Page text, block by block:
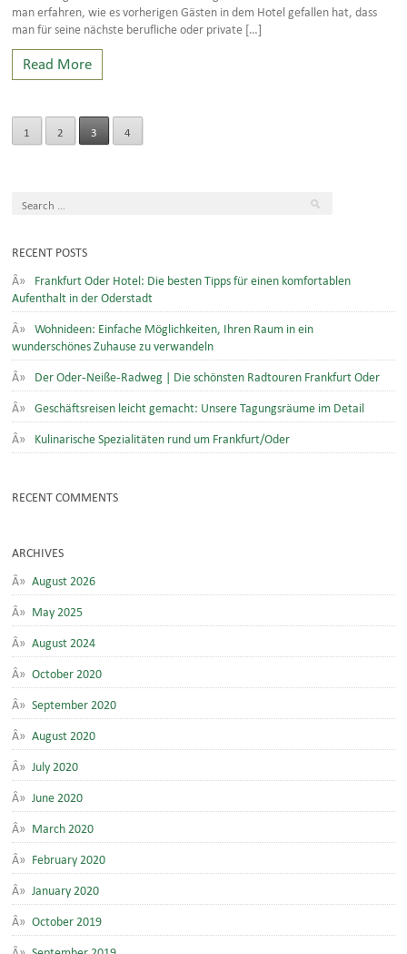
man erfahren, wie es vorherigen Gästen in dem Hotel gefallen hat, dass
man für seine nächste berufliche oder private […]
Read More
1 2 3 4
RECENT POSTS
Frankfurt Oder Hotel: Die besten Tipps für einen komfortablen
Aufenthalt in der Oderstadt
Wohnideen: Einfache Möglichkeiten, Ihren Raum in ein
wunderschönes Zuhause zu verwandeln
Der Oder-Neiße-Radweg | Die schönsten Radtouren Frankfurt Oder
Geschäftsreisen leicht gemacht: Unsere Tagungsräume im Detail
Kulinarische Spezialitäten rund um Frankfurt/Oder
RECENT COMMENTS
ARCHIVES
August 2026
May 2025
August 2024
October 2020
September 2020
August 2020
July 2020
June 2020
March 2020
February 2020
January 2020
October 2019
September 2019